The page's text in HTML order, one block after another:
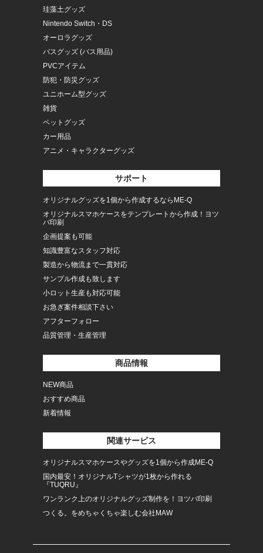
珪藻土グッズ
Nintendo Switch・DS
オーロラグッズ
バスグッズ (バス用品)
PVCアイテム
防犯・防災グッズ
ユニホーム型グッズ
雑貨
ペットグッズ
カー用品
アニメ・キャラクターグッズ
サポート
オリジナルグッズを1個から作成するならME-Q
オリジナルスマホケースをテンプレートから作成！ヨツ
バ印刷
企画提案も可能
知識豊富なスタッフ対応
製造から物流まで一貫対応
サンプル作成も致します
小ロット生産も対応可能
お急ぎ案件相談下さい
アフターフォロー
品質管理・生産管理
商品情報
NEW商品
おすすめ商品
新着情報
関連サービス
オリジナルスマホケースやグッズを1個から作成ME-Q
国内最安！オリジナルTシャツが1枚から作れる
『TUQRU』
ワンランク上のオリジナルグッズ制作を！ヨツバ印刷
つくる。をめちゃくちゃ楽しむ会社MAW